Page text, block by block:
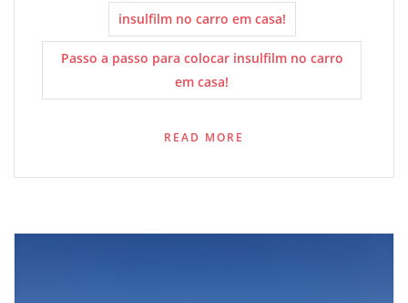
insulfilm no carro em casa!
Passo a passo para colocar insulfilm no carro
em casa!
READ MORE